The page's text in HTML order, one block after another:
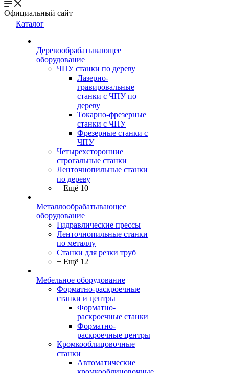
Официальный сайт
Каталог
Деревообрабатывающее
оборудование
ЧПУ станки по дереву
Лазерно-
гравировальные
станки с ЧПУ по
дереву
Токарно-фрезерные
станки с ЧПУ
Фрезерные станки с
ЧПУ
Четырехсторонние
строгальные станки
Ленточнопильные станки
по дереву
+ Ещё 10
Металлообрабатывающее
оборудование
Гидравлические прессы
Ленточнопильные станки
по металлу
Станки для резки труб
+ Ещё 12
Мебельное оборудование
Форматно-раскроечные
станки и центры
Форматно-
раскроечные станки
Форматно-
раскроечные центры
Кромкооблицовочные
станки
Автоматические